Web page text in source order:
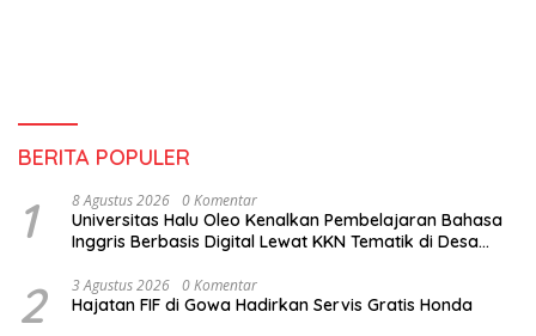
BERITA POPULER
1 8 Agustus 2026 0 Komentar
Universitas Halu Oleo Kenalkan Pembelajaran Bahasa
Inggris Berbasis Digital Lewat KKN Tematik di Desa
2 3 Agustus 2026 0 Komentar
Hajatan FIF di Gowa Hadirkan Servis Gratis Honda